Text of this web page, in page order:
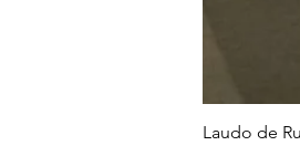
Laudo de